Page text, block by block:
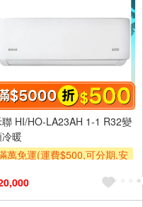
HI/HO-LA23AH 1-1 R32變
暖
萬免運(運費$500,可分期,安
使用6期以上分期0利率,需付
基本安裝運費)